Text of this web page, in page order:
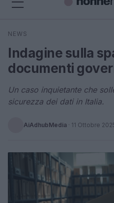
Cerca
NEWS
Indagine sulla
documenti
Un caso inquietante che
sicurezza dei dati in Italia.
AiAdhubMedia · 11 Ottobre